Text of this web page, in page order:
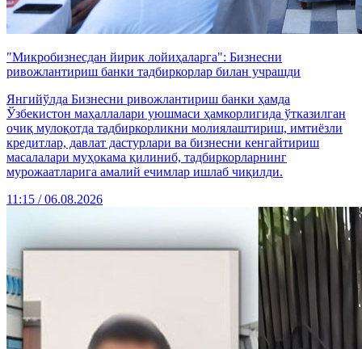
"Микробизнесдан йирик лойиҳаларга": Бизнесни
ривожлантириш банки тадбиркорлар билан учрашди
Янгийўлда Бизнесни ривожлантириш банки ҳамда
Ўзбекистон маҳаллалари уюшмаси ҳамкорлигида ўтказилган
очиқ мулоқотда тадбиркорликни молиялаштириш, имтиёзли
кредитлар, давлат дастурлари ва бизнесни кенгайтириш
масалалари муҳокама қилиниб, тадбиркорларнинг
мурожаатларига амалий ечимлар ишлаб чиқилди.
11:15 / 06.08.2026